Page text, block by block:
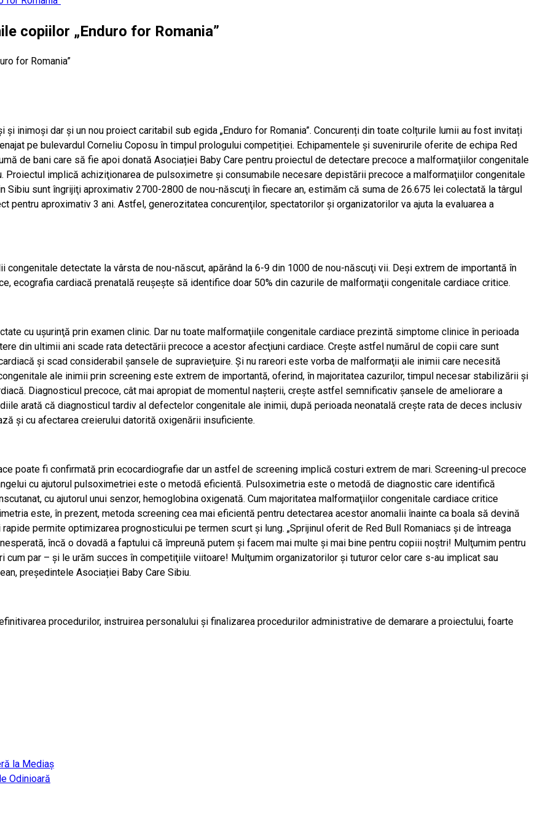
copiilor „Enduro for Romania”
inimoşi dar și un nou proiect caritabil sub egida „Enduro for Romania”. Concurenți din toate colțurile lumii au fost invitați
pe bulevardul Corneliu Coposu în timpul prologului competiției. Echipamentele și suvenirurile oferite de echipa Red
de bani care să fie apoi donată Asociației Baby Care pentru proiectul de detectare precoce a malformaţiilor congenitale
Proiectul implică achiziţionarea de pulsoximetre şi consumabile necesare depistării precoce a malformaţiilor congenitale
Sibiu sunt îngrijiţi aproximativ 2700-2800 de nou-născuţi în fiecare an, estimăm că suma de 26.675 lei colectată la târgul
pentru aproximativ 3 ani. Astfel, generozitatea concurenţilor, spectatorilor şi organizatorilor va ajuta la evaluarea a
detectate la vârsta de nou-născut, apărând la 6-9 din 1000 de nou-născuţi vii. Deşi extrem de importantă în
ecografia cardiacă prenatală reuşeşte să identifice doar 50% din cazurile de malformaţii congenitale cardiace critice.
cu uşurinţă prin examen clinic. Dar nu toate malformaţiile congenitale cardiace prezintă simptome clinice în perioada
din ultimii ani scade rata detectării precoce a acestor afecţiuni cardiace. Creşte astfel numărul de copii care sunt
şi scad considerabil şansele de supravieţuire. Şi nu rareori este vorba de malformaţii ale inimii care necesită
ale inimii prin screening este extrem de importantă, oferind, în majoritatea cazurilor, timpul necesar stabilizării şi
Diagnosticul precoce, cât mai apropiat de momentul naşterii, creşte astfel semnificativ şansele de ameliorare a
arată că diagnosticul tardiv al defectelor congenitale ale inimii, după perioada neonatală creşte rata de deces inclusiv
şi cu afectarea creierului datorită oxigenării insuficiente.
poate fi confirmată prin ecocardiografie dar un astfel de screening implică costuri extrem de mari. Screening-ul precoce
cu ajutorul pulsoximetriei este o metodă eficientă. Pulsoximetria este o metodă de diagnostic care identifică
cu ajutorul unui senzor, hemoglobina oxigenată. Cum majoritatea malformaţiilor congenitale cardiace critice
este, în prezent, metoda screening cea mai eficientă pentru detectarea acestor anomalii înainte ca boala să devină
permite optimizarea prognosticului pe termen scurt şi lung. „Sprijinul oferit de Red Bull Romaniacs și de întreaga
încă o dovadă a faptului că împreună putem şi facem mai multe şi mai bine pentru copiii noştri! Mulţumim pentru
cum par – şi le urăm succes în competiţiile viitoare! Mulţumim organizatorilor şi tuturor celor care s-au implicat sau
președintele Asociației Baby Care Sibiu.
procedurilor, instruirea personalului şi finalizarea procedurilor administrative de demarare a proiectului, foarte
la Mediaș
Odinioară